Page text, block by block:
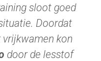
sloot goed
Doordat
kon
door de lesstof